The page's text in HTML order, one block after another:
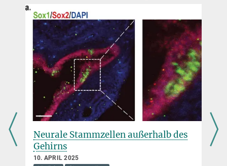
model research.
Nat Cell Biol (2026)
Neurale Stammzellen außerhalb des
Gehirns
10. APRIL 2025